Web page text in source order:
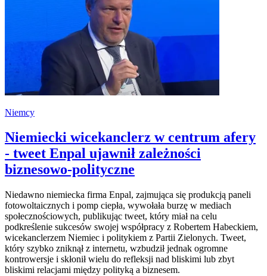
Niemcy
Niemiecki wicekanclerz w centrum afery
- tweet Enpal ujawnił zależności
biznesowo-polityczne
Niedawno niemiecka firma Enpal, zajmująca się produkcją paneli
fotowoltaicznych i pomp ciepła, wywołała burzę w mediach
społecznościowych, publikując tweet, który miał na celu
podkreślenie sukcesów swojej współpracy z Robertem Habeckiem,
wicekanclerzem Niemiec i politykiem z Partii Zielonych. Tweet,
który szybko zniknął z internetu, wzbudził jednak ogromne
kontrowersje i skłonił wielu do refleksji nad bliskimi lub zbyt
bliskimi relacjami między polityką a biznesem.